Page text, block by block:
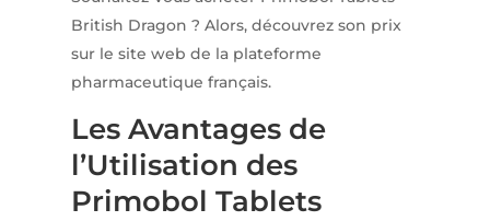
British Dragon ? Alors, découvrez son prix
sur le site web de la plateforme
pharmaceutique français.
Les Avantages de
l’Utilisation des
Primobol Tablets